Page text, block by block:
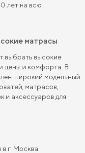
лет на всю
матрасы
выбрать высокие
цены и комфорта. В
широкий модельный
матрасов,
и аксессуаров для
г. Москва